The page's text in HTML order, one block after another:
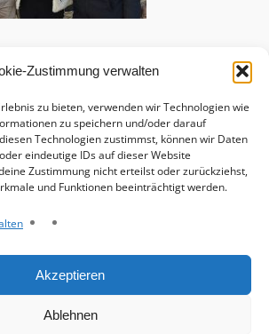
Zustimmung verwalten
zu bieten, verwenden wir Technologien wie
zu speichern und/oder darauf
Technologien zustimmst, können wir Daten
eindeutige IDs auf dieser Website
Zustimmung nicht erteilst oder zurückziehst,
und Funktionen beeinträchtigt werden.
Akzeptieren
Ablehnen